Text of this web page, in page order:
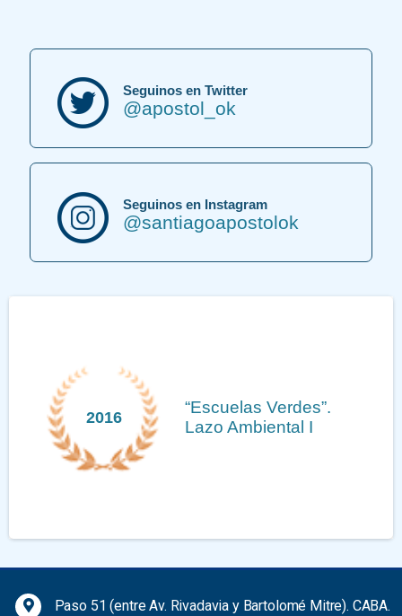
Seguinos en Twitter
@apostol_ok
Seguinos en Instagram
@santiagoapostolok
2016
“Escuelas Verdes”.
Lazo Ambiental I
Paso 51 (entre Av. Rivadavia y Bartolomé Mitre). CABA.